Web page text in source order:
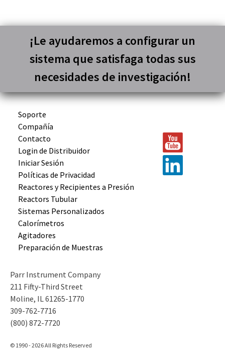
¡Le ayudaremos a configurar un
sistema que satisfaga todas sus
necesidades de investigación!
Soporte
Compañía
Contacto
Login de Distribuidor
Iniciar Sesión
Políticas de Privacidad
Reactores yRecipientes a Presión
Reactors Tubular
Sistemas Personalizados
Calorímetros
Agitadores
Preparación de Muestras
Parr Instrument Company
211 Fifty-Third Street
Moline, IL 61265-1770
309-762-7716
(800) 872-7720
© 1990 - 2026 All Rights Reserved